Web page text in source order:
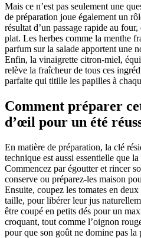
Mais ce n’est pas seulement une
de préparation joue également un
résultat d’un passage rapide au
plat. Les herbes comme la menthe
parfum sur la salade apportent une
Enfin, la vinaigrette citron-miel,
relève la fraîcheur de tous ces
parfaite qui titille les papilles à
Comment préparer
d’œil pour un été
En matière de préparation, la clé
technique est aussi essentielle que
Commencez par égoutter et rincer
conserve ou préparez-les maison
Ensuite, coupez les tomates en
taille, pour libérer leur jus
être coupé en petits dés pour un
croquant, tout comme l’oignon
pour que son goût ne domine pas la